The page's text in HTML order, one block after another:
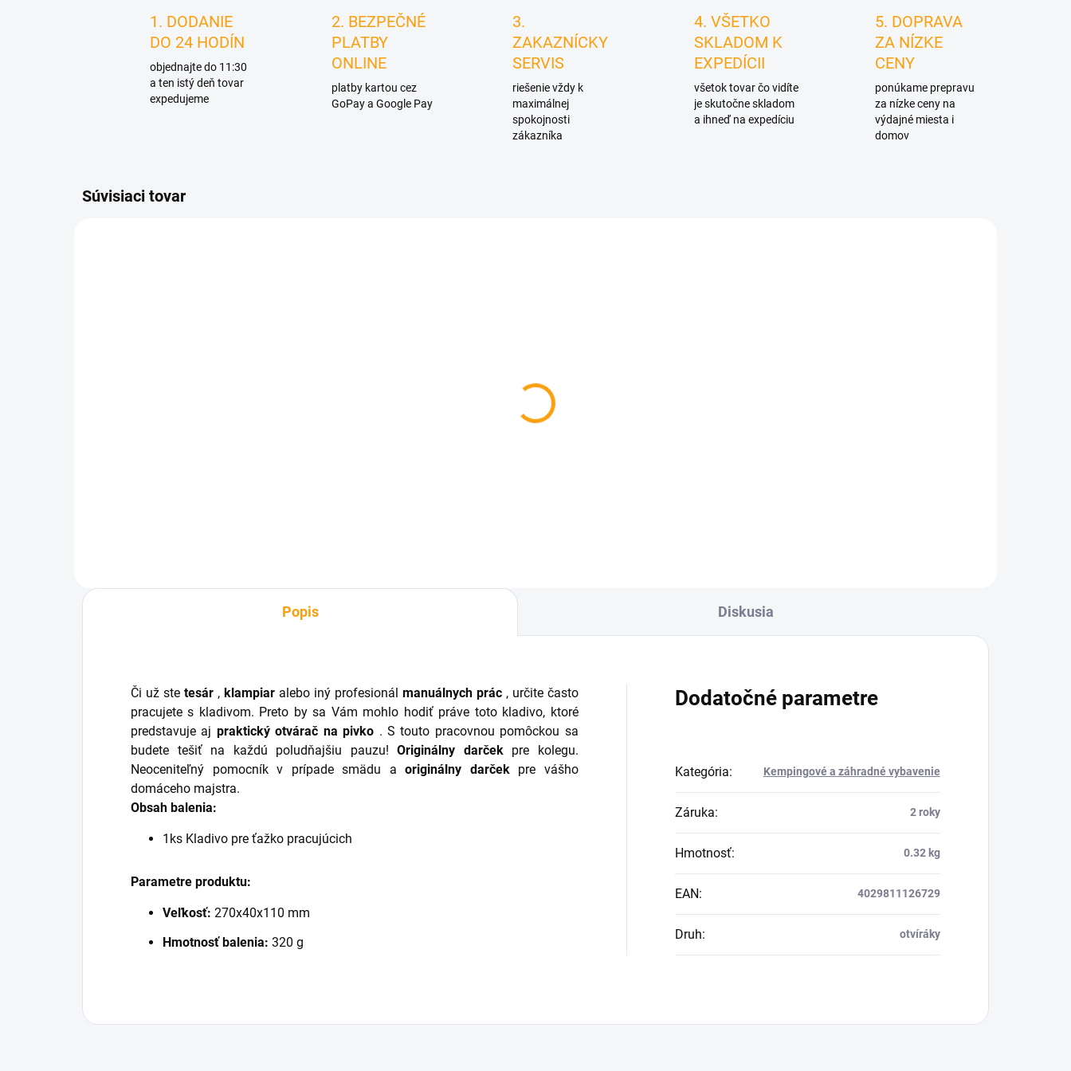
1. DODANIE
DO 24 HODÍN
objednajte do 11:30
a ten istý deň tovar
expedujeme
2. BEZPEČNÉ
PLATBY
ONLINE
platby kartou cez
GoPay a Google Pay
3.
ZAKAZNÍCKY
SERVIS
riešenie vždy k
maximálnej
spokojnosti
zákazníka
4. VŠETKO
SKLADOM K
EXPEDÍCII
všetok tovar čo vidíte
je skutočne skladom
a ihneď na expedíciu
5. DOPRAVA
ZA NÍZKE
CENY
ponúkame prepravu
za nízke ceny na
výdajné miesta i
domov
Súvisiaci tovar
Popis Diskusia
Či už ste tesár, klampiaralebo iný profesionál manuálnych prác, určite často
pracujete s kladivom. Preto by sa Vám mohlo hodiť práve toto kladivo, ktoré
predstavuje aj praktický otvárač na pivko . S touto pracovnou pomôckou sa
budete tešiť na každú poludňajšiu pauzu!Originálny darčekpre kolegu.
Neoceniteľný pomocník v prípade smädu aoriginálny darčekpre vášho
domáceho majstra.
Obsah balenia:
1ks Kladivo pre ťažko pracujúcich
Parametre produktu:
Veľkosť: 270x40x110 mm
Hmotnosť balenia: 320 g
Dodatočné parametre
Kategória: Kempingové a záhradné vybavenie
Záruka: 2 roky
Hmotnosť: 0.32 kg
EAN: 4029811126729
Druh: otvíráky